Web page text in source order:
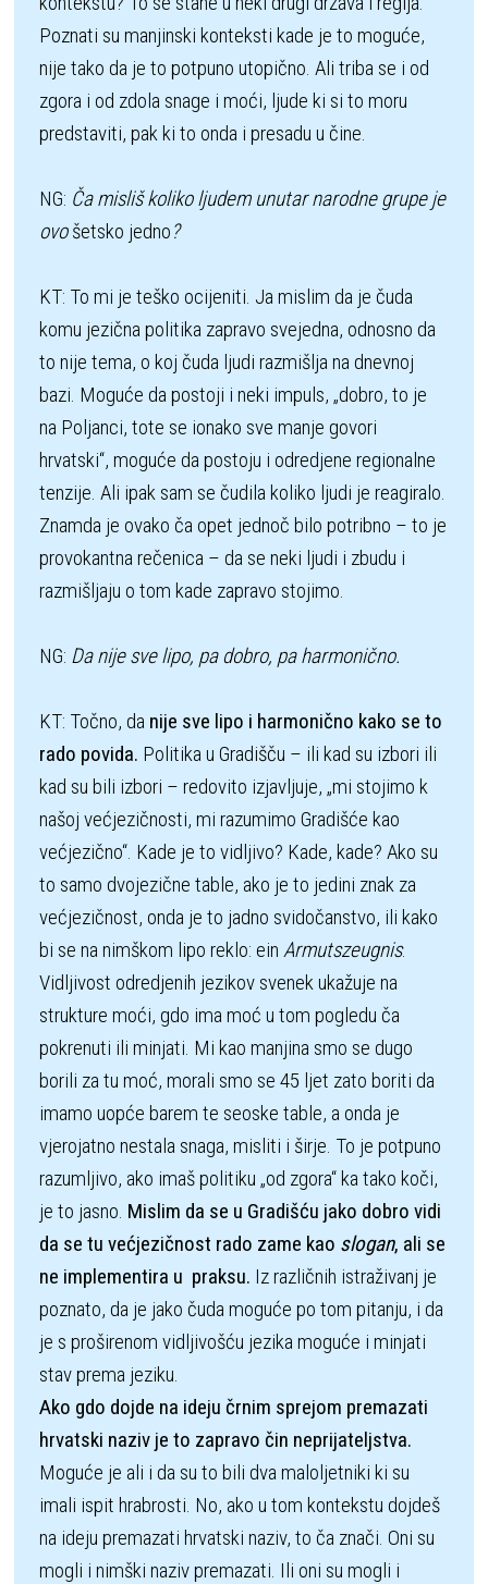
Poznati su manjinski konteksti kade je to moguće,
nije tako da je to potpuno utopično. Ali triba se i od
zgora i od zdola snage i moći, ljude ki si to moru
predstaviti, pak ki to onda i presadu u čine.
NG: Ča misliš koliko ljudem unutar narodne grupe je
ovo šetsko jedno?
KT: To mi je teško ocijeniti. Ja mislim da je čuda
komu jezična politika zapravo svejedna, odnosno da
to nije tema, o koj čuda ljudi razmišlja na dnevnoj
bazi. Moguće da postoji i neki impuls, „dobro, to je
na Poljanci, tote se ionako sve manje govori
hrvatski“, moguće da postoju i odredjene regionalne
tenzije. Ali ipak sam se čudila koliko ljudi je reagiralo.
Znamda je ovako ča opet jednoč bilo potribno – to je
provokantna rečenica – da se neki ljudi i zbudu i
razmišljaju o tom kade zapravo stojimo.
NG: Da nije sve lipo, pa dobro, pa harmonično.
KT: Točno, da nije sve lipo i harmonično kako se to
rado povida. Politika u Gradišču – ili kad su izbori ili
kad su bili izbori – redovito izjavljuje, „mi stojimo k
našoj većjezičnosti, mi razumimo Gradišće kao
većjezično“. Kade je to vidljivo? Kade, kade? Ako su
to samo dvojezične table, ako je to jedini znak za
većjezičnost, onda je to jadno svidočanstvo, ili kako
bi se na nimškom lipo reklo: ein Armutszeugnis.
Vidljivost odredjenih jezikov svenek ukažuje na
strukture moći, gdo ima moć u tom pogledu ča
pokrenuti ili minjati. Mi kao manjina smo se dugo
borili za tu moć, morali smo se 45 ljet zato boriti da
imamo uopće barem te seoske table, a onda je
vjerojatno nestala snaga, misliti i širje. To je potpuno
razumljivo, ako imaš politiku „od zgora“ ka tako koči,
je to jasno. Mislim da se u Gradišću jako dobro vidi
da se tu većjezičnost rado zame kao slogan, ali se
ne implementira u  praksu. Iz različnih istraživanj je
poznato, da je jako čuda moguće po tom pitanju, i da
je s proširenom vidljivošću jezika moguće i minjati
Ako gdo dojde na ideju črnim sprejom premazati
Moguće je ali i da su to bili dva maloljetniki ki su
imali ispit hrabrosti. No, ako u tom kontekstu dojdeš
na ideju premazati hrvatski naziv, to ča znači. Oni su
mogli i nimški naziv premazati. Ili oni su mogli i